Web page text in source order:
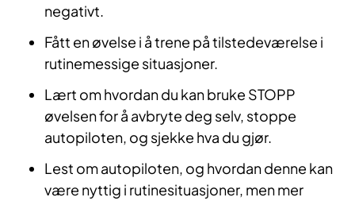
negativt.
Fått en øvelse i å trene på tilstedeværelse i
rutinemessige situasjoner.
Lært om hvordan du kan bruke STOPP
øvelsen for å avbryte deg selv, stoppe
autopiloten, og sjekke hva du gjør.
Lest om autopiloten, og hvordan denne kan
være nyttig i rutinesituasjoner, men mer